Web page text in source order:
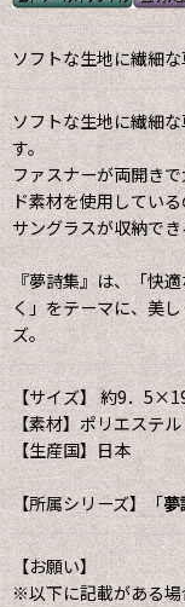
ソフトな生地に繊細
ソフトな生地に繊細
す。
ファスナーが両開き
ド素材を使用してい
サングラスが収納でき
『夢詩集』は、「快
く」をテーマに、美
ズ。
【サイズ】 約9．
【素材】ポリエステル
【生産国】日本
【所属シリーズ】「夢
【お願い】
※以下に記載がある場